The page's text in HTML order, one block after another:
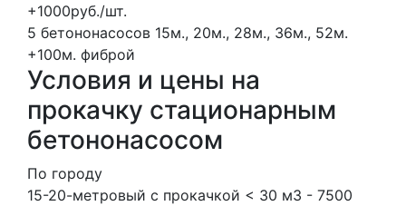
+1000руб./шт.
5 бетононасосов 15м., 20м., 28м., 36м., 52м.
+100м. фиброй
Условия и цены на
прокачку стационарным
бетононасосом
По городу
15-20-метровый с прокачкой < 30 м3 - 7500